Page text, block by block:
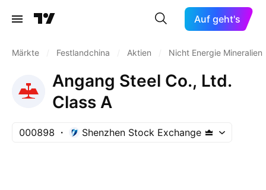
Auf geht's
Märkte Festlandchina Aktien Nicht Energie Mineralien
Angang Steel Co., Ltd.
Class A
000898 Shenzhen Stock Exchange